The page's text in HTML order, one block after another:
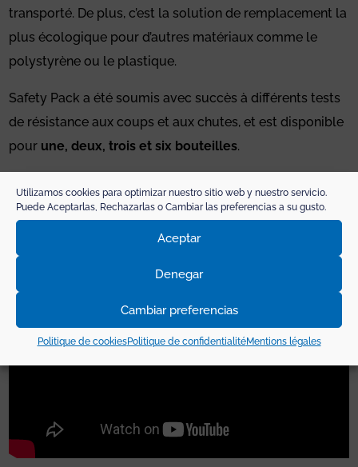
Utilizamos cookies para optimizar nuestro sitio web y nuestro servicio.
Puede Aceptarlas, Rechazarlas o Cambiar las preferencias a su gusto.
Aceptar
Denegar
Cambiar preferencias
Politique de cookiesPolitique de confidentialitéMentions légales
transporté. De plus, c’est la solution de remplacement la
plus écologique pour d’autres matériaux comme le
polystyrène ou le plastique.
Safety Pack a été soumis avec succès à différents tests
de résistance aux coups et aux chutes, et est disponible
pour une, deux, trois et six bouteilles.